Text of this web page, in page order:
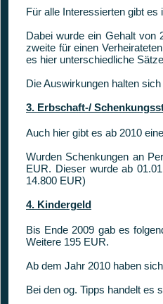
Für alle Interessierten gibt
Dabei wurde ein Gehalt von
zweite für einen
es hier unterschiedliche
Die Auswirkungen halten
3. Erbschaft-/
Auch hier gibt es ab 2010
Wurden Schenkungen an
EUR. Dieser wurde ab
14.800 EUR)
4. Kindergeld
Bis Ende 2009 gab es
Weitere 195 EUR.
Ab dem Jahr 2010 haben
Bei den og. Tipps handelt es